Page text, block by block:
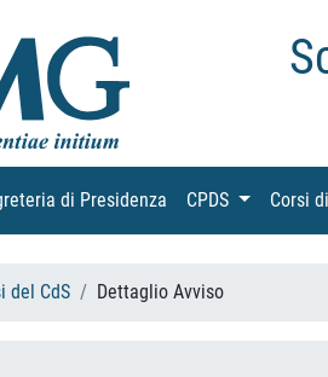
di Presidenza (current)
CPDS (current)
Corsi
del CdS Dettaglio Avviso